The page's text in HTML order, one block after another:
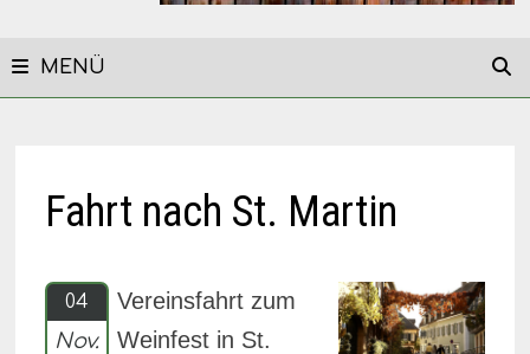
MENÜ
Fahrt nach St. Martin
04
Nov.
Vereinsfahrt zum
Weinfest in St.